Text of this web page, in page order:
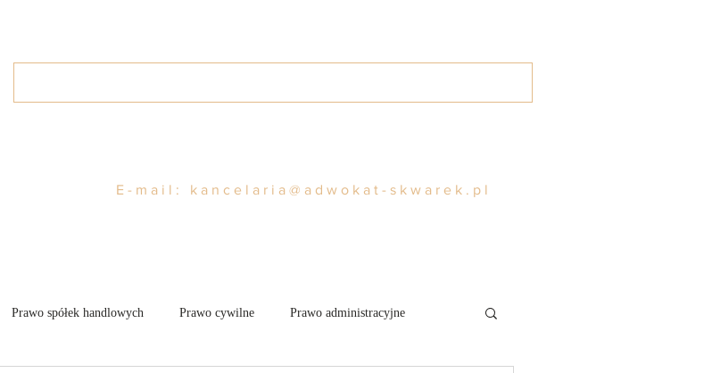
E-mail: kancelaria@adwokat-skwarek.pl
Prawo spółek handlowych Prawo cywilne Prawo administracyjne